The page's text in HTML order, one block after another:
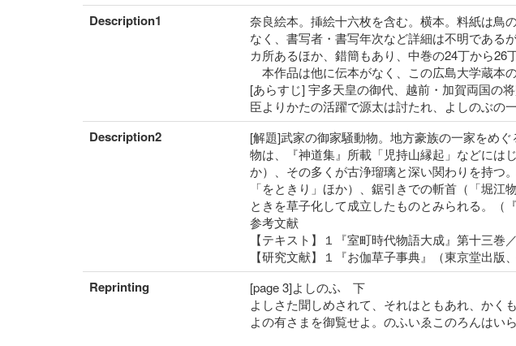
Description1
奈良絵本。挿絵十六枚を含む。横本。料紙は鳥
なく、書写者・書写年次など詳細は不明である
カ所あるほか、錯簡もあり、中巻の24丁から26
本作品は他に伝本がなく、この広島大学蔵本の
[あらすじ] 宇多天皇の御代、越前・加賀両国の
臣よりかたの活躍で源太は討たれ、よしのぶの
Description2
[解題]武家の御家騒動物。地方豪族の一家をめ
物は、『神道集』所載「児持山縁起」などには
か）、その多くが古浄瑠璃と深い関わりを持つ
「をときり」ほか）、鋸引きでの斬首（「堀
ときを草子化して成立したものとみられる。（
参考文献
【テキスト】１『室町時代物語大成』第十三巻
【研究文献】１『お伽草子事典』（東京堂出版
Reprinting
[page 3]よしのふ 下
よしさた聞しめされて、それはともあれ、かく
よの有さまを御覧せよ。のふいゑこのろんはい